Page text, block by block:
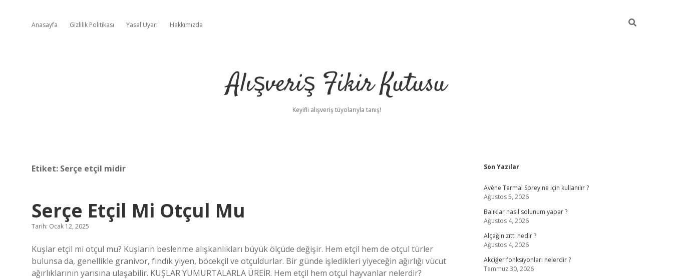
Anasayfa Gizlilik Politikası Yasal Uyarı Hakkımızda
Alışveriş Fikir Kutusu
Keyifli alışveriş tüyolarıyla tanış!
Etiket: Serçe etçil midir
Serçe Etçil Mi Otçul Mu
Tarih: Ocak 12, 2025
Kuşlar etçil mi otçul mu? Kuşların beslenme alışkanlıkları büyük ölçüde değişir. Hem etçil hem de otçul türler
bulunsa da, genellikle granivor, fındık yiyen, böcekçil ve otçuldurlar. Bir günde işledikleri yiyeceğin ağırlığı vücut
ağırlıklarının yarısına ulaşabilir. KUŞLAR YUMURTALARLA ÜREİR. Hem etçil hem otçul hayvanlar nelerdir?
Sidebar
Son Yazılar
Avène Termal Sprey ne için kullanılır ?
Ağustos 5, 2026
Balıklar nasıl solunum yapar ?
Ağustos 4, 2026
Alçağın zıttı nedir ?
Ağustos 4, 2026
Akciğer fonksiyonları nelerdir ?
Temmuz 30, 2026